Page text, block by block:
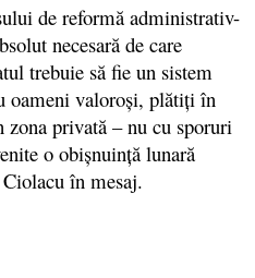
de reformă administrativ-
necesară de care
trebuie să fie un sistem
oameni valoroşi, plătiţi în
privată – nu cu sporuri
o obişnuinţă lunară
în mesaj.